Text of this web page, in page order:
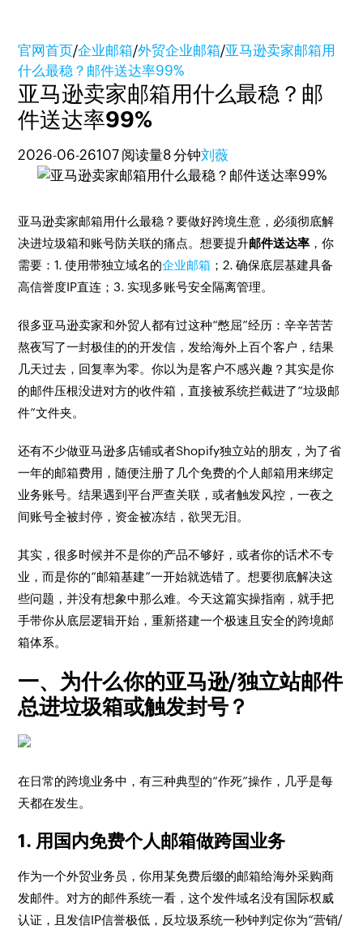
官网首页/企业邮箱/外贸企业邮箱/亚马逊卖家邮箱用
什么最稳？邮件送达率99%
亚马逊卖家邮箱用什么最稳？邮
件送达率99%
2026-06-26107 阅读量8 分钟刘薇
亚马逊卖家邮箱用什么最稳？要做好跨境生意，必须彻底解
决进垃圾箱和账号防关联的痛点。想要提升邮件送达率 ，你
需要：1. 使用带独立域名的企业邮箱 ；2. 确保底层基建具备
高信誉度IP直连；3. 实现多账号安全隔离管理。
很多亚马逊卖家和外贸人都有过这种“憋屈”经历：辛辛苦苦
熬夜写了一封极佳的的开发信，发给海外上百个客户，结果
几天过去，回复率为零。你以为是客户不感兴趣？其实是你
的邮件压根没进对方的收件箱，直接被系统拦截进了“垃圾邮
件”文件夹。
还有不少做亚马逊多店铺或者Shopify独立站的朋友，为了省
一年的邮箱费用，随便注册了几个免费的个人邮箱用来绑定
业务账号。结果遇到平台严查关联，或者触发风控，一夜之
间账号全被封停，资金被冻结，欲哭无泪。
其实，很多时候并不是你的产品不够好，或者你的话术不专
业，而是你的“邮箱基建”一开始就选错了。想要彻底解决这
些问题，并没有想象中那么难。今天这篇实操指南，就手把
手带你从底层逻辑开始，重新搭建一个极速且安全的跨境邮
箱体系。
一、为什么你的亚马逊/独立站邮件
总进垃圾箱或触发封号？
在日常的跨境业务中，有三种典型的“作死”操作，几乎是每
天都在发生。
1. 用国内免费个人邮箱做跨国业务
作为一个外贸业务员，你用某免费后缀的邮箱给海外采购商
发邮件。对方的邮件系统一看，这个发件域名没有国际权威
认证，且发信IP信誉极低，反垃圾系统一秒钟判定你为“营销/